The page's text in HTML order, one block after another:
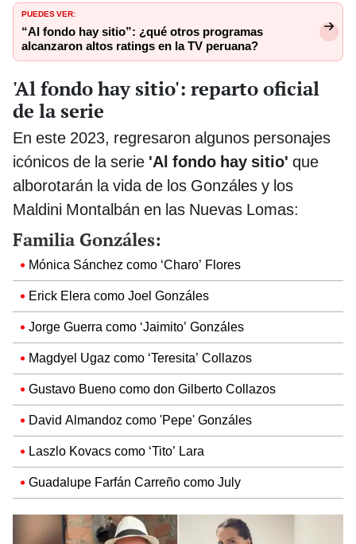
PUEDES VER:
“Al fondo hay sitio”: ¿qué otros programas
alcanzaron altos ratings en la TV peruana?
'Al fondo hay sitio': reparto oficial
de la serie
En este 2023, regresaron algunos personajes
icónicos de la serie 'Al fondo hay sitio' que
alborotarán la vida de los Gonzáles y los
Maldini Montalbán en las Nuevas Lomas:
Familia Gonzáles:
Mónica Sánchez como ‘Charo’ Flores
Erick Elera como Joel Gonzáles
Jorge Guerra como ‘Jaimito’ Gonzáles
Magdyel Ugaz como ‘Teresita’ Collazos
Gustavo Bueno como don Gilberto Collazos
David Almandoz como 'Pepe' Gonzáles
Laszlo Kovacs como ‘Tito’ Lara
Guadalupe Farfán Carreño como July